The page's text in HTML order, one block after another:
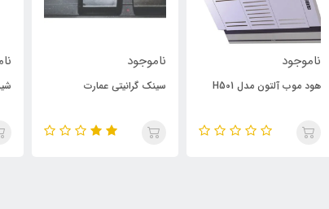
ناموجود
هود موب آلتون مدل H501
ناموجود
سینک گرانیتی عمارت